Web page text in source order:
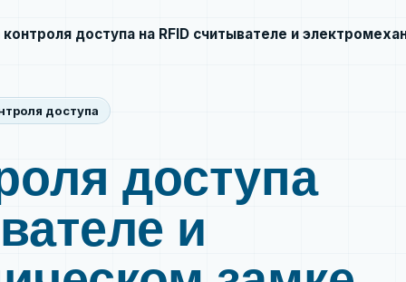
доступа на RFID считывателе и
доступа
доступа
и